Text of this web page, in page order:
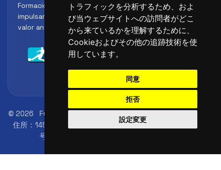
トラフィックを分析するため、およ
び当ウェブサイトへの訪問者がどこ
から来ているかを理解するために、
Cookieおよびその他の追跡技術を使
用しています。
同意
拒否
設定変更
Formación, metodología y reconocimiento para
impulsar el perfil profesional del alumno y reforzar su
valor ante clubes, academias y entidades deportivas.
© 2026 FutbolLab Spain Soccer Academy
登録事務所の
住所：145 - 147 St John St, London, EC1V 4PW, UK
号：09033026